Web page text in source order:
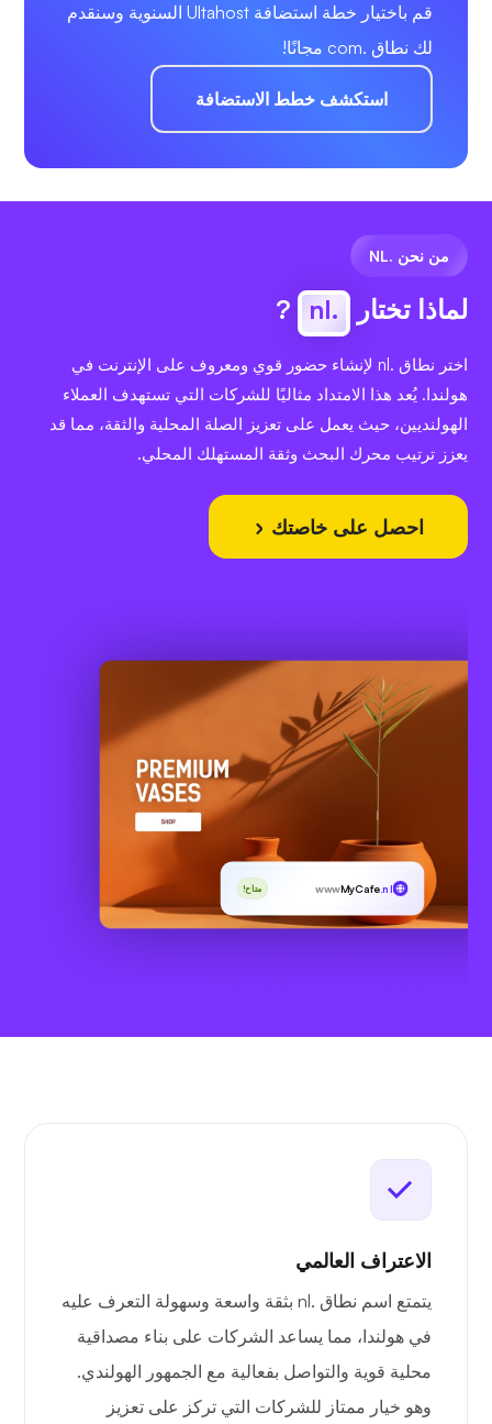
قم باختيار خطة استضافة Ultahost السنوية وسنقدم
لك نطاق .com مجانًا!
استكشف خطط الاستضافة
من نحن .NL
لماذا تختار .nl
?
اختر نطاق .nl لإنشاء حضور قوي ومعروف على الإنترنت في
هولندا. يُعد هذا الامتداد مثاليًا للشركات التي تستهدف العملاء
الهولنديين، حيث يعمل على تعزيز الصلة المحلية والثقة، مما قد
يعزز ترتيب محرك البحث وثقة المستهلك المحلي.
احصل على خاصتك
wwwMyCafe.nl متاح!
الاعتراف العالمي
يتمتع اسم نطاق .nl بثقة واسعة وسهولة التعرف عليه
في هولندا، مما يساعد الشركات على بناء مصداقية
محلية قوية والتواصل بفعالية مع الجمهور الهولندي.
وهو خيار ممتاز للشركات التي تركز على تعزيز